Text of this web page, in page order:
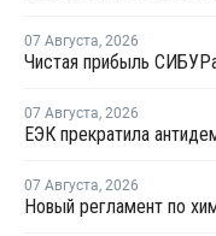
07 Августа, 2026
07 Августа, 2026
07 Августа, 2026